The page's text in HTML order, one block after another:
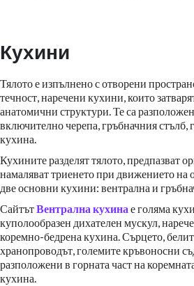
Кухини
Тялото е изпълнено с отворени
течност, наречени кухини, които
анатомични структури. Те са
включително черепа, гръбначния стълб,
кухина.
Кухините разделят тялото, предпазват
намаляват триенето при движението на
две основни кухини: вентрална и
СайтътВентрална кухина е голяма
куполообразен дихателен мускул,
коремно-бедрена кухина. Сърцето,
хранопроводът, големите кръвоносни
разположени в горната част на
кухина.